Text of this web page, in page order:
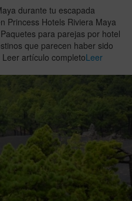
durante tu escapada
Princess Hotels Riviera Maya
para parejas por hotel
que parecen haber sido
artículo completoLeer